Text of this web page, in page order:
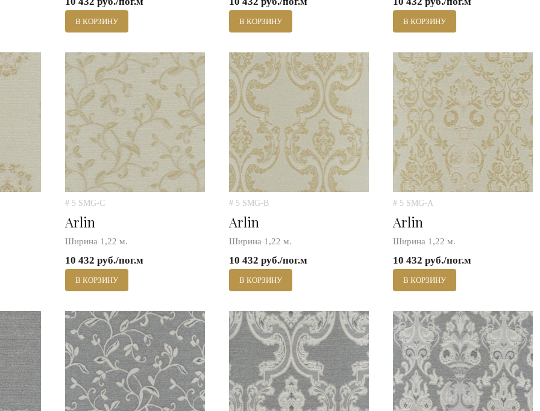
В КОРЗИНУ В КОРЗИНУ В КОРЗИНУ
# 5 SMG-C
Arlin
Ширина 1,22 м.
10 432 руб./пог.м
В КОРЗИНУ
# 5 SMG-B
Arlin
Ширина 1,22 м.
10 432 руб./пог.м
В КОРЗИНУ
# 5 SMG-A
Arlin
Ширина 1,22 м.
10 432 руб./пог.м
В КОРЗИНУ